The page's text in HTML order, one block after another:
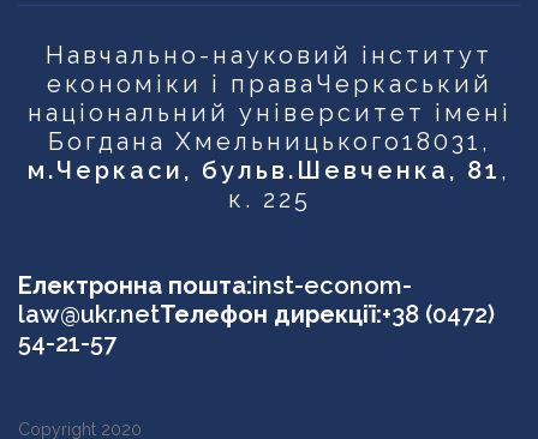
Навчально-науковий інститут
економіки і права Черкаський
національний університет імені
Богдана Хмельницького18031,
м.Черкаси, бульв.Шевченка, 81 ,
к. 225
Електронна пошта:inst-econom-
law@ukr.netТелефон дирекції:+38 (0472)
54-21-57
Copyright 2020